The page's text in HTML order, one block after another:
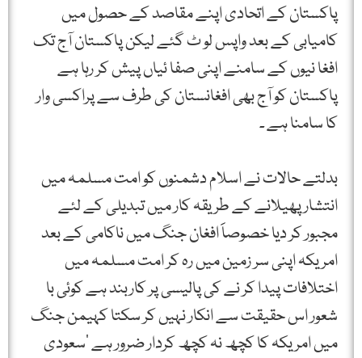
پاکستان کے اتحادی اپنے مقاصد کے حصول میں
کامیابی کے بعد واپس لو ٹ گئے لیکن پاکستان آج تک
افغا نیوں کے سامنے اپنی صفا ئیاں پیش کر رہا ہے
پاکستان کو آج بھی افغانستان کی طرف سے پراکسی وار
کا سامنا ہے ۔
بدلتے حالات نے اسلام دشمنوں کو امت مسلمہ میں
انتشار پھیلانے کے طریقہ کار میں تبدیلی کے لئے
مجبور کر دیا خصوصاََ افغان جنگ میں ناکامی کے بعد
امریکہ اپنی سر زمین میں رہ کر امت مسلمہ میں
اختلافات پیدا کر نے کی پالیسی پر کاربند ہے کوئی با
شعور اس حقیقت سے انکار نہیں کر سکتا کہیمن جنگ
میں امریکہ کا کچھ نہ کچھ کردار ضرور ہے ‘سعودی